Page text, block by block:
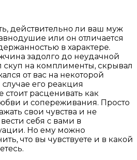
действительно ли ваш муж
или он отличается
в характере.
задолго до неудачной
на комплименты, скрывал
от вас на некоторой
его реакция
стоит расценивать как
и сопереживания. Просто
свои чувства и не
себя с вами в
Но ему можно
что вы чувствуете и в какой